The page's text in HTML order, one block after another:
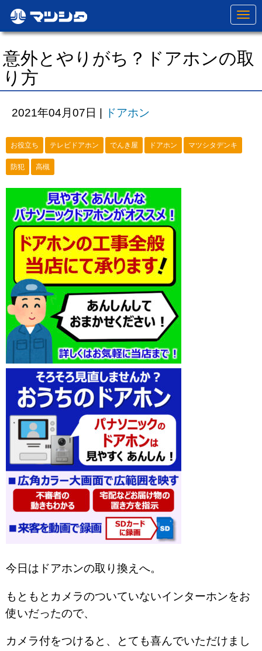
N
a
v
g
a
o
意外とやりがち？ドアホンの取
り方
2021年04月07日 | ドアホン
お役立ち テレビドアホン でんき屋 ドアホン マツシタデンキ
防犯 高槻
今日はドアホンの取り換えへ。
もともとカメラのついていないインターホンをお
使いだったので、
カメラ付をつけると、とても喜んでいただけまし